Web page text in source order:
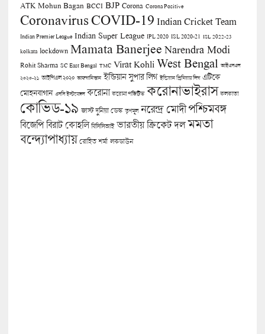
ATK Mohun Bagan BCCI BJP Corona Corona Positive
CoronavirusCOVID-19 Indian Cricket Team
Indian Premier League Indian Super League IPL 2020 ISL 2020-21 ISL 2022-23
kolkata lockdown Mamata Banerjee Narendra Modi
Rohit Sharma SC East Bengal TMC Virat Kohli West Bengal আইএসএল
২০২০-২১ আইপিএল ২০২০ আফগানিস্তান ইন্ডিয়ান সুপার লিগ ইন্ডিয়ান প্রিমিয়ার লিগ এটিকে
মোহনবাগান এসসি ইস্টবেঙ্গল করোনা করোনা পজিটিভ করোনাভাইরাস কলকাতা
কোভিড-১৯ জাস্ট দুনিয়া ডেস্ক তৃণমূল নরেন্দ্র মোদী পশ্চিমবঙ্গ
বিজেপি বিরাট কোহলি বিসিসিআই ভারতীয় ক্রিকেট দল মমতা
বন্দ্যোপাধ্যায় রোহিত শর্মা লকডাউন